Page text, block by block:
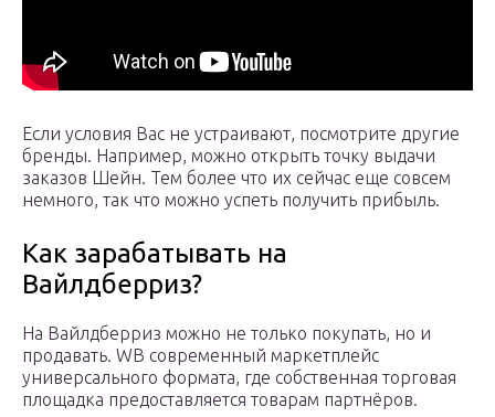
Если условия Вас не устраивают, посмотрите другие
бренды. Например, можно открыть точку выдачи
заказов Шейн. Тем более что их сейчас еще совсем
немного, так что можно успеть получить прибыль.
Как зарабатывать на
Вайлдберриз?
На Вайлдберриз можно не только покупать, но и
продавать. WB современный маркетплейс
универсального формата, где собственная торговая
площадка предоставляется товарам партнёров.